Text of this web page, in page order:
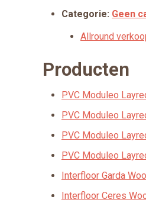
Categorie: Geen
Allround
Producten
PVC Moduleo
PVC Moduleo
PVC Moduleo
PVC Moduleo
Interfloor Garda
Interfloor Ceres